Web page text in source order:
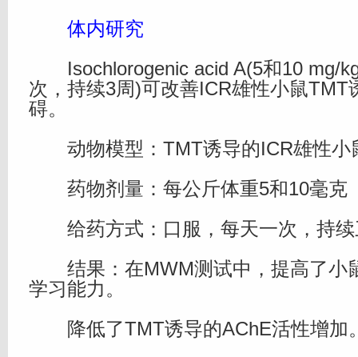
体内研究
Isochlorogenic acid A(5和10 mg/
次，持续3周)可改善ICR雄性小鼠TMT
碍。
动物模型：TMT诱导的ICR雄性小
药物剂量：每公斤体重5和10毫克
给药方式：口服，每天一次，持续
结果：在MWM测试中，提高了小
学习能力。
降低了TMT诱导的AChE活性增加